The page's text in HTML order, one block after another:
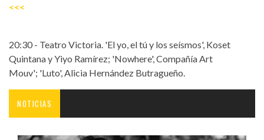
<<<
20:30 - Teatro Victoria. 'El yo, el tú y los seísmos', Koset
Quintana y Yiyo Ramírez; 'Nowhere', Compañía Art
Mouv'; 'Luto', Alicia Hernández Butragueño.
NOTICIAS